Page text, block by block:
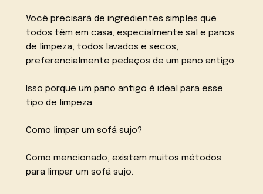
Você precisará de ingredientes simples que
todos têm em casa, especialmente sal e panos
de limpeza, todos lavados e secos,
preferencialmente pedaços de um pano antigo.
Isso porque um pano antigo é ideal para esse
tipo de limpeza.
Como limpar um sofá sujo?
Como mencionado, existem muitos métodos
para limpar um sofá sujo.